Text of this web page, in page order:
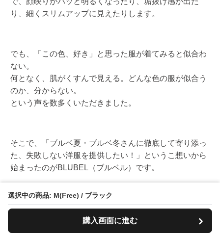
選択中の商品: M(Free) / ブラック
購入画面に進む
り、細くスリムアップに見えたりします。
でも、「この色、好き」と思った服が着てみると似合わ
ない。
何となく、肌がくすんで見える。どんな色の服が似合う
のか、分からない。
という声を数多くいただきました。
そこで、「ブルベ夏・ブルベ冬さんに徹底して寄り添っ
た、失敗しない洋服を提供したい！」というこ想いから
始まったのがBLUBEL（ブルベル）です。
今まで気づかなった、眠っていた透明感が目覚め、小顔
や着痩せ効果が叶い、いまのワタシをもっと好きになる
「絶対に外さないファッション体験」を、BLUBEL（ブ